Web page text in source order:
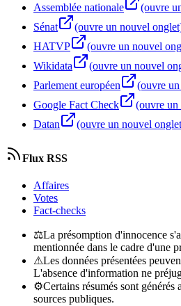
Assemblée nationale
(ouvre
Sénat
(ouvre un nouvel
HATVP
(ouvre un nouvel
Wikidata
(ouvre un nouvel
Parlement européen
(ouvre
Google Fact Check
(ouvre
Datan
(ouvre un nouvel
Flux RSS
Affaires
Votes
Fact-checks
⚖La présomption d'innocence
mentionnée dans le cadre d'une
⚠Les données présentées
L'absence d'information ne
⚙Certains résumés sont
sources publiques.